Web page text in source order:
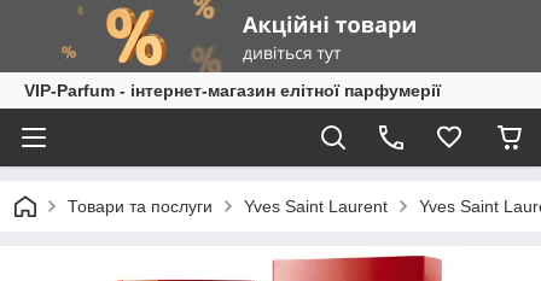
VIP-Parfum - інтернет-магазин елітної парфумерії
Товари та послуги Yves Saint Laurent Yves Saint